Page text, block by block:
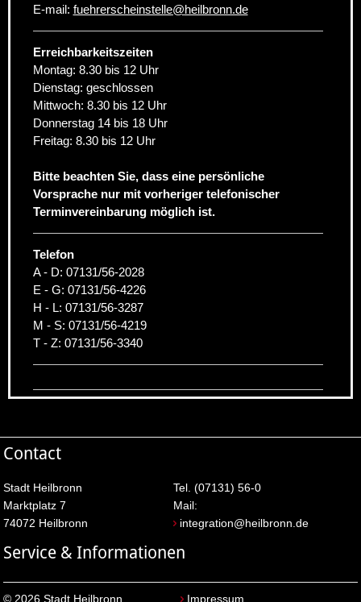
E-mail: fuehrerscheinstelle@heilbronn.de
Erreichbarkeitszeiten
Montag: 8.30 bis 12 Uhr
Dienstag: geschlossen
Mittwoch: 8.30 bis 12 Uhr
Donnerstag 14 bis 18 Uhr
Freitag: 8.30 bis 12 Uhr
Bitte beachten Sie, dass eine persönliche
Vorsprache nur mit vorheriger telefonischer
Terminvereinbarung möglich ist.
Telefon
A - D: 07131/56-2028
E - G: 07131/56-4226
H - L: 07131/56-3287
M - S: 07131/56-4219
T - Z: 07131/56-3340
Contact
Stadt Heilbronn
Marktplatz 7
74072 Heilbronn
Tel. (07131) 56-0
Mail:
integration@heilbronn.de
Service & Informationen
© 2026 Stadt Heilbronn Impressum